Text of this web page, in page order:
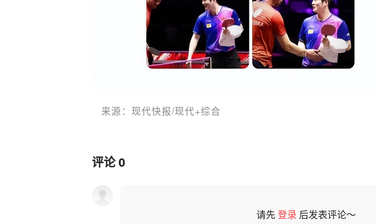
来源：现代快报/现代+综合
评论0
请先登录 后发表评论～